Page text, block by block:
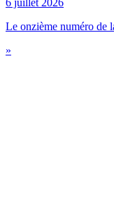
Le onzième numéro de
»